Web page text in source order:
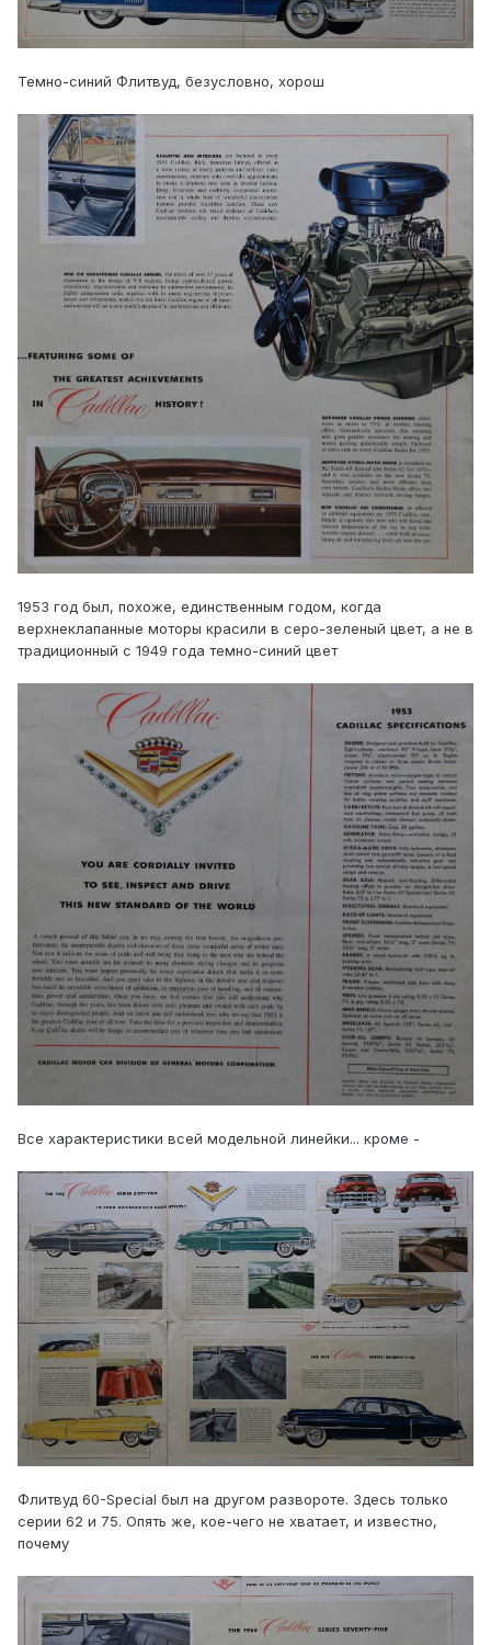
Темно-синий Флитвуд, безусловно, хорош
1953 год был, похоже, единственным годом, когда
верхнеклапанные моторы красили в серо-зеленый цвет, а не в
традиционный с 1949 года темно-синий цвет
Все характеристики всей модельной линейки... кроме -
Флитвуд 60-Special был на другом развороте. Здесь только
серии 62 и 75. Опять же, кое-чего не хватает, и известно,
почему